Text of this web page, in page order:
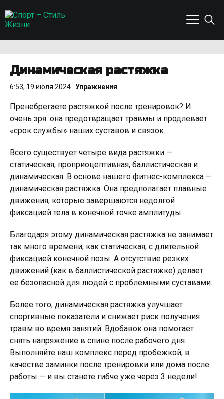
Динамическая растяжка
6:53, 19 июля 2024 Упражнения
Пренебрегаете растяжкой после тренировок? И
очень зря: она предотвращает травмы и продлевает
«срок службы» наших суставов и связок.
Всего существует четыре вида растяжки —
статическая, проприоцептивная, баллистическая и
динамическая. В основе нашего фитнес-комплекса —
динамическая растяжка. Она предполагает плавные
движения, которые завершаются недолгой
фиксацией тела в конечной точке амплитуды.
Благодаря этому динамическая растяжка не занимает
так много времени, как статическая, с длительной
фиксацией конечной позы. А отсутствие резких
движений (как в баллистической растяжке) делает
ее безопасной для людей с проблемными суставами.
Более того, динамическая растяжка улучшает
спортивные показатели и снижает риск получения
травм во время занятий. Вдобавок она помогает
снять напряжение в спине после рабочего дня.
Выполняйте наш комплекс перед пробежкой, в
качестве заминки после тренировки или дома после
работы — и вы станете гибче уже через 3 недели!